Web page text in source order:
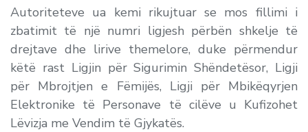
Autoriteteve ua kemi rikujtuar se mos fillimi i
zbatimit të një numri ligjesh përbën shkelje të
drejtave dhe lirive themelore, duke përmendur
këtë rast Ligjin për Sigurimin Shëndetësor, Ligji
për Mbrojtjen e Fëmijës, Ligji për Mbikëqyrjen
Elektronike të Personave të cilëve u Kufizohet
Lëvizja me Vendim të Gjykatës.